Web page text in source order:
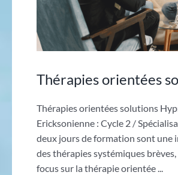
Thérapies orientées
Thérapies orientées solutions
Ericksonienne : Cycle 2 /
deux jours de formation sont une
des thérapies systémiques brèves,
focus sur la thérapie orientée ...